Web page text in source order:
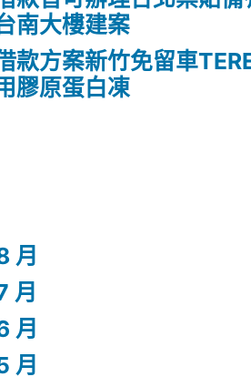
南大樓建案
款方案新竹免留車
膠原蛋白凍
月
月
月
月